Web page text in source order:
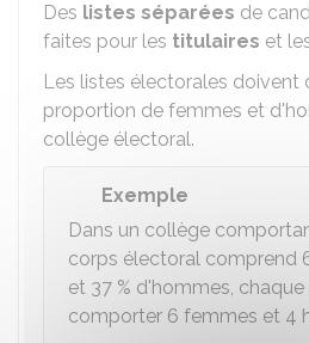
Des listes séparées de
faites pour les titulaires et
Les listes électorales
proportion de femmes et
collège électoral.
Exemple
Dans un collège
corps électoral comprend
et 37 % d'hommes,
comporter 6 femmes et 4